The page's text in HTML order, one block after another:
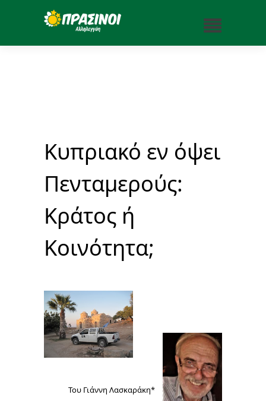
Κυπριακό εν όψει
Πενταμερούς:
Κράτος ή
Κοινότητα;
Του Γιάννη Λασκαράκη*